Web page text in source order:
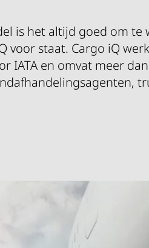
is het altijd goed om
voor staat. Cargo iQ
IATA en omvat meer